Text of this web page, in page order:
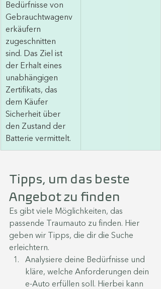
Bedürfnisse von
Gebrauchtwagenv
erkäufern
zugeschnitten
sind. Das Ziel ist
der Erhalt eines
unabhängigen
Zertifikats, das
dem Käufer
Sicherheit über
den Zustand der
Batterie vermittelt.
Tipps, um das beste
Angebot zu finden
Es gibt viele Möglichkeiten, das
passende Traumauto zu finden. Hier
geben wir Tipps, die dir die Suche
erleichtern.
Analysiere deine Bedürfnisse und
kläre, welche Anforderungen dein
e-Auto erfüllen soll. Hierbei kann